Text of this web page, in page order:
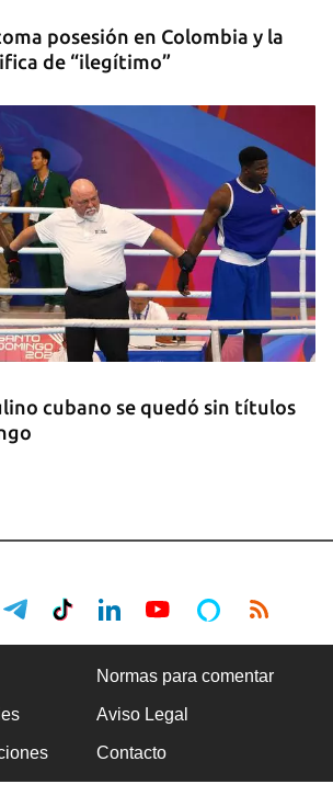
posesión en Colombia y la
de “ilegítimo”
cubano se quedó sin títulos
ya no puede rescatar a La
Normas para comentar
Aviso Legal
Contacto